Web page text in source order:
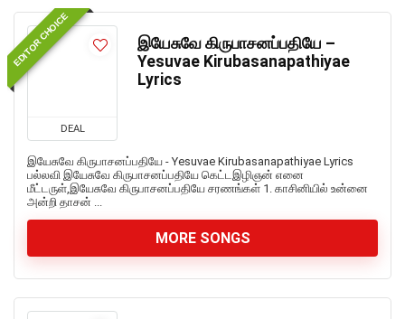
EDITOR CHOICE
DEAL
இயேசுவே கிருபாசனப்பதியே –
Yesuvae Kirubasanapathiyae
Lyrics
இயேசுவே கிருபாசனப்பதியே - Yesuvae Kirubasanapathiyae Lyrics
பல்லவி இயேசுவே கிருபாசனப்பதியே கெட்டஇழிஞன் எனை
மீட்டருள்,இயேசுவே கிருபாசனப்பதியே சரணங்கள் 1. காசினியில் உன்னை
அன்றி தாசன் ...
MORE SONGS